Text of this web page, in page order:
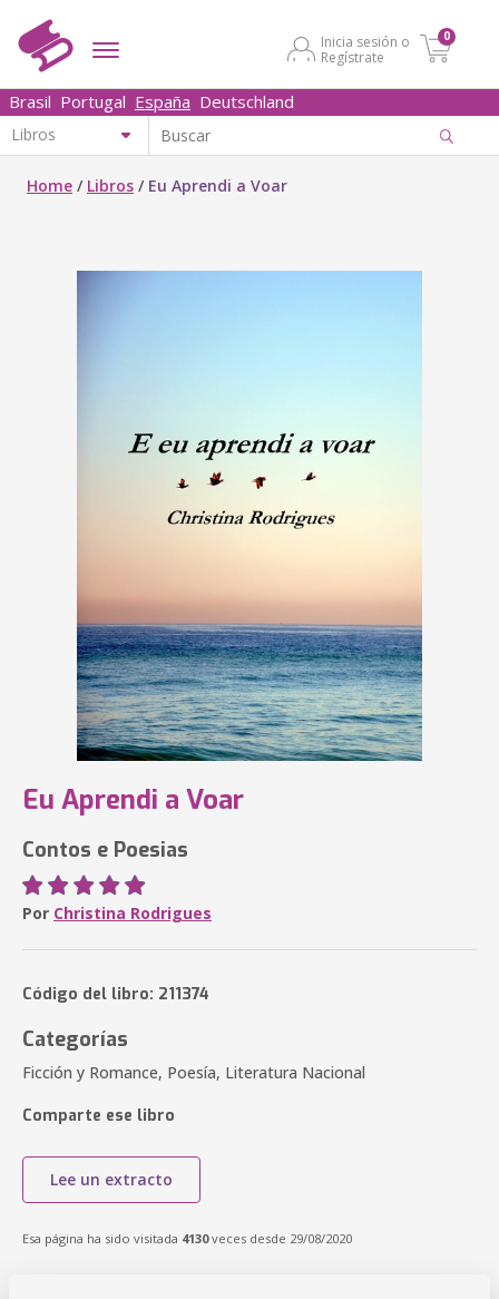
Inicia sesión o
Regístrate
0
Brasil Portugal España Deutschland
Home / Libros / Eu Aprendi a Voar
Eu Aprendi a Voar
Contos e Poesias
Por Christina Rodrigues
Código del libro: 211374
Categorías
Ficción y Romance, Poesía, Literatura Nacional
Comparte ese libro
Lee un extracto
Esa página ha sido visitada 4130veces desde 29/08/2020